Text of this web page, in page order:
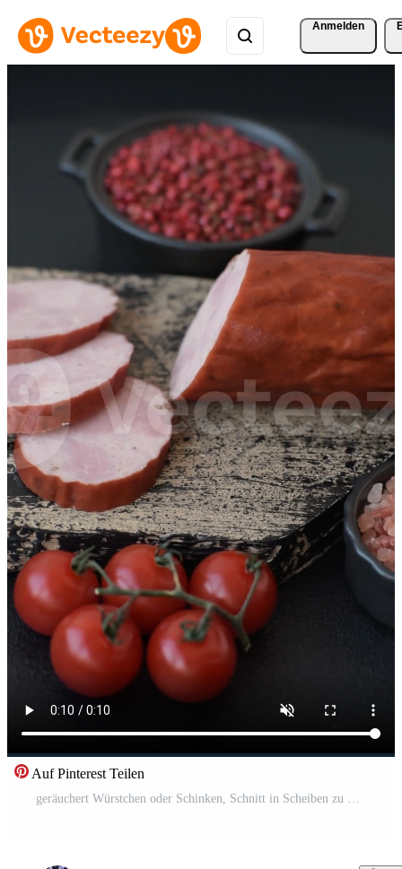
Anmelden
Auf Pinterest Teilen